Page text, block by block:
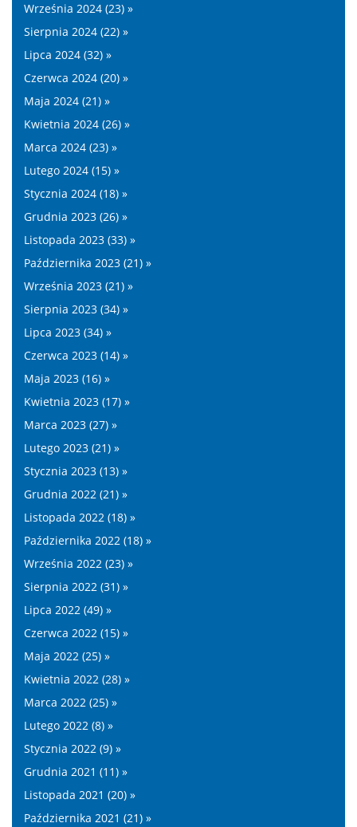
Września 2024 (23) »
Sierpnia 2024 (22) »
Lipca 2024 (32) »
Czerwca 2024 (20) »
Maja 2024 (21) »
Kwietnia 2024 (26) »
Marca 2024 (23) »
Lutego 2024 (15) »
Stycznia 2024 (18) »
Grudnia 2023 (26) »
Listopada 2023 (33) »
Października 2023 (21) »
Września 2023 (21) »
Sierpnia 2023 (34) »
Lipca 2023 (34) »
Czerwca 2023 (14) »
Maja 2023 (16) »
Kwietnia 2023 (17) »
Marca 2023 (27) »
Lutego 2023 (21) »
Stycznia 2023 (13) »
Grudnia 2022 (21) »
Listopada 2022 (18) »
Października 2022 (18) »
Września 2022 (23) »
Sierpnia 2022 (31) »
Lipca 2022 (49) »
Czerwca 2022 (15) »
Maja 2022 (25) »
Kwietnia 2022 (28) »
Marca 2022 (25) »
Lutego 2022 (8) »
Stycznia 2022 (9) »
Grudnia 2021 (11) »
Listopada 2021 (20) »
Października 2021 (21) »